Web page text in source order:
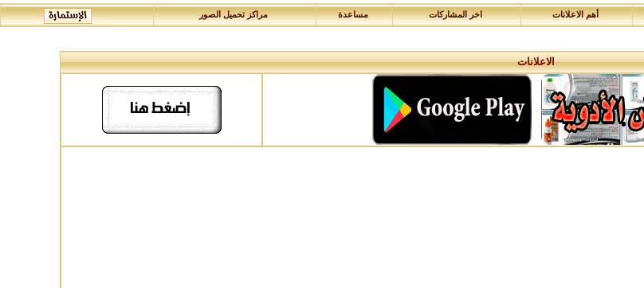
أهم الاعلانات اخر المشاركات مساعدة مراكز تحميل الصور
الاعلانات